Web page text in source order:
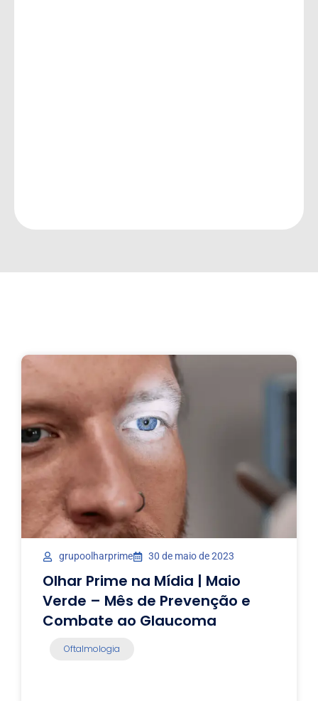
grupoolharprime 30 de maio de 2023
Olhar Prime na Mídia | Maio
Verde – Mês de Prevenção e
Combate ao Glaucoma
Oftalmologia